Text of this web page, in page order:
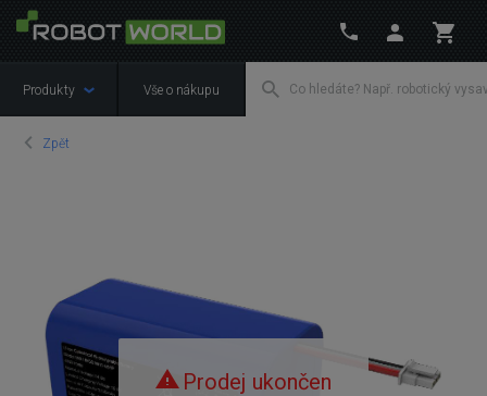
Produkty Vše o nákupu
Zpět
Prodej ukončen